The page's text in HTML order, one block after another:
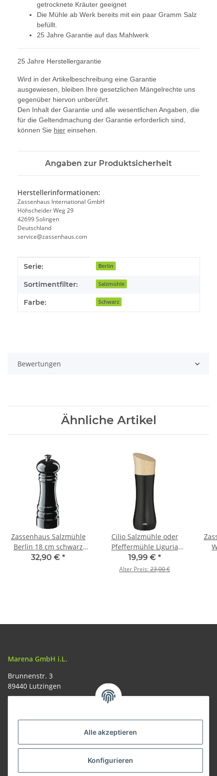
Alle akzeptieren
Konfigurieren
getrocknete Kräuter geeignet
Die Mühle ab Werk bereits mit ein paar Gramm Salz
befüllt.
25 Jahre Garantie auf das Mahlwerk
25 Jahre Herstellergarantie
Wird in der Artikelbeschreibung eine Garantie
ausgewiesen, bleiben Ihre gesetzlichen Mängelrechte uns
gegenüber hiervon unberührt.
Den Inhalt der Garantie und alle wesentlichen Angaben, die
für die Geltendmachung der Garantie erforderlich sind,
können Sie hier einsehen.
Angaben zur Produktsicherheit
Herstellerinformationen:
Zassenhaus International GmbH
Höhscheider Weg 29
42699 Solingen
Deutschland
service@zassenhaus.com
Produkteigenschaft
Wert
Serie: Berlin
Sortimentfilter: Salzmühle
Farbe: Schwarz
Bewertungen
Ähnliche Artikel
Zassenhaus Salzmühle
Berlin 18 cm schwarz
glänzend
32,90 € *
Cilio Salzmühle oder
Pfeffermühle Liguria
schwarz
19,99 € *
Alter Preis:23,00 €
Marena GmbH i.L.
Brunnenstr. 3
89440 Lutzingen